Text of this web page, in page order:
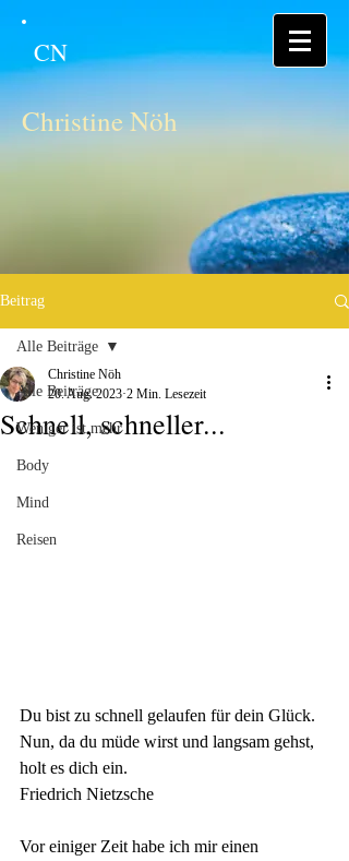
CN
Christine Nöh
Beitrag
Alle Beiträge
Weniger ist mehr
Body
Mind
Reisen
Alle Beiträge
Schnell, schneller...
Christine Nöh
20. Aug. 2023 2 Min. Lesezeit
Du bist zu schnell gelaufen für dein Glück.
Nun, da du müde wirst und langsam gehst,
holt es dich ein.
Friedrich Nietzsche
Vor einiger Zeit habe ich mir einen